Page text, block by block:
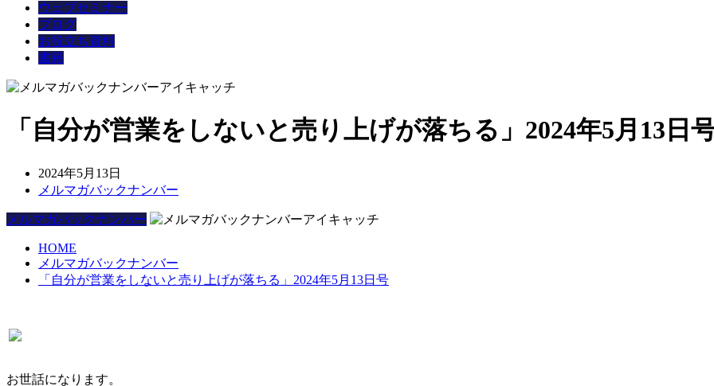
ウェブセミナー
ブログ
お役立ち資料
書籍
「自分が営業をしないと売り上げが落ちる」2024年5月13日
2024年5月13日
メルマガバックナンバー
メルマガバックナンバー
HOME
メルマガバックナンバー
「自分が営業をしないと売り上げが落ちる」2024年5月13日号
お世話になります。